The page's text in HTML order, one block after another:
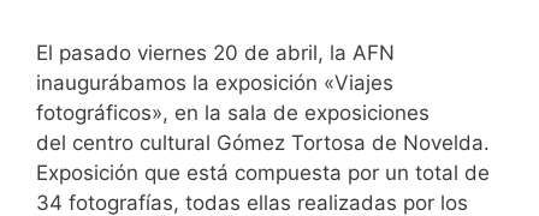
El pasado viernes 20 de abril, la AFN
inaugurábamos la exposición «Viajes
fotográficos», en la sala de exposiciones
del centro cultural Gómez Tortosa de Novelda.
Exposición que está compuesta por un total de
34 fotografías, todas ellas realizadas por los